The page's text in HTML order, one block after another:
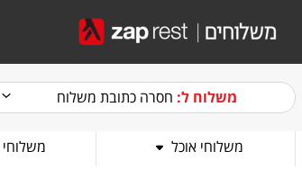
משלוח ל: חסרה כתובת משלוח
משלוחי אוכל